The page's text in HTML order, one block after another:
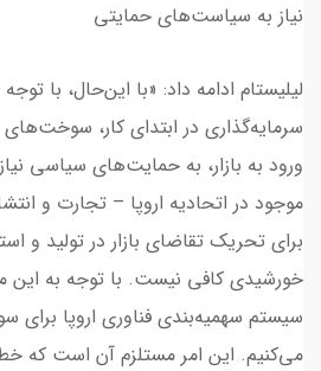
نیاز به سیاست‌های حمایتی
لیلیستام ادامه داد: «با این‌حال، با
سرمایه‌گذاری در ابتدای کار،
ورود به بازار، به حمایت‌های سیاسی
موجود در اتحادیه اروپا – تجارت و
برای تحریک تقاضای بازار در تولید و
خورشیدی کافی نیست. با توجه به این
سیستم سهمیه‌بندی فناوری اروپا برای
می‌کنیم. این امر مستلزم آن است که